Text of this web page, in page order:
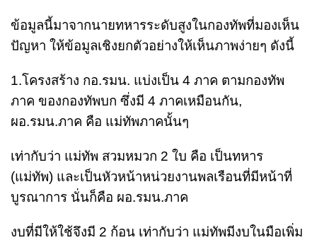
ข้อมูลนี้มาจากนายทหารระดับสูงในกองทัพที่มองเห็น
ปัญหา ให้ข้อมูลเชิงยกตัวอย่างให้เห็นภาพง่ายๆ ดังนี้
1.โครงสร้าง กอ.รมน. แบ่งเป็น 4 ภาค ตามกองทัพ
ภาค ของกองทัพบก ซึ่งมี 4 ภาคเหมือนกัน,
ผอ.รมน.ภาค คือ แม่ทัพภาคนั้นๆ
เท่ากับว่า แม่ทัพ สวมหมวก 2 ใบ คือ เป็นทหาร
(แม่ทัพ) และเป็นหัวหน้าหน่วยงานพลเรือนที่มีหน้าที่
บูรณาการ นั่นก็คือ ผอ.รมน.ภาค
งบที่มีให้ใช้จึงมี 2 ก้อน เท่ากับว่า แม่ทัพมีงบในมือเพิ่ม